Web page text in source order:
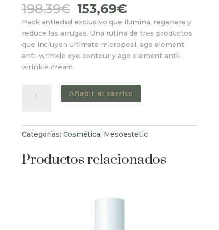
198,39€ El
precio
original
era:
198,39€.
153,69€El
precio
actual
es:
153,69€.
Pack antiedad exclusivo que ilumina, regenera y
reduce las arrugas. Una rutina de tres productos
que incluyen ultimate micropeel, age element
anti-wrinkle eye contour y age element anti-
wrinkle cream.
Repairing
cantidad
Añadir al carrito
Categorías: Cosmética, Mesoestetic
Productos relacionados